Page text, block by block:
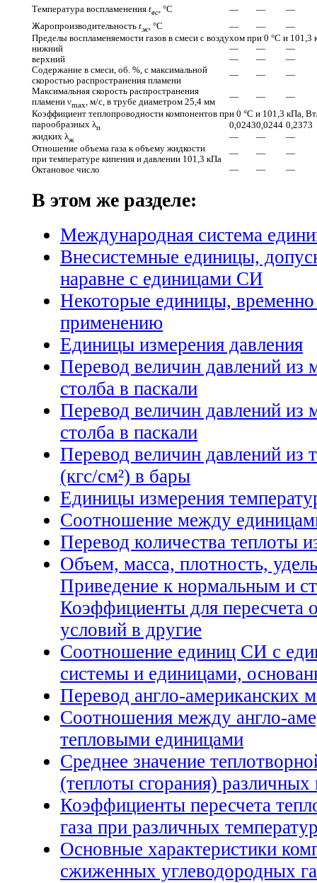
Температура воспламенения tвс, °С — —
—
Жаропроизводительность tж, °С — —
—
Пределы воспламеняемости газов в смеси с воздухом при 0 °С и 101,3
нижний
— —
—
верхний
— —
—
Содержание в смеси, об. %, с максимальной
скоростью распространения пламени
— —
—
Максимальная скорость распространения
пламени νmax, м/с, в трубе диаметром 25,4 мм — —
—
Коэффициент теплопроводности компонентов при 0 °С и 101,3 кПа,
парообразных λп 0,02430,0244 0,2373
жидких λж — —
—
Отношение объема газа к объему жидкости
при температуре кипения и давлении 101,3 кПа
— —
—
Октановое число
— — —
В этом же разделе:
Международная система
Внесистемные единицы,
наравне с единицами СИ
Некоторые единицы,
применению
Единицы измерения давления
Перевод величин давлений из
столба в паскали
Перевод величин давлений из
столба в паскали
Перевод величин давлений из
(кгс/см²) в бары
Единицы измерения
Соотношение между
Перевод количества теплоты
Объем, масса, плотность,
Приведение к нормальным и
Коэффициенты для пересчета
условий в другие
Соотношение единиц СИ с
системы и единицами,
Перевод англо-американских
Соотношения между англо-
тепловыми единицами
Среднее значение
(теплоты сгорания) различных
Коэффициенты пересчета
газа при различных
Основные характеристики
сжиженных углеводородных